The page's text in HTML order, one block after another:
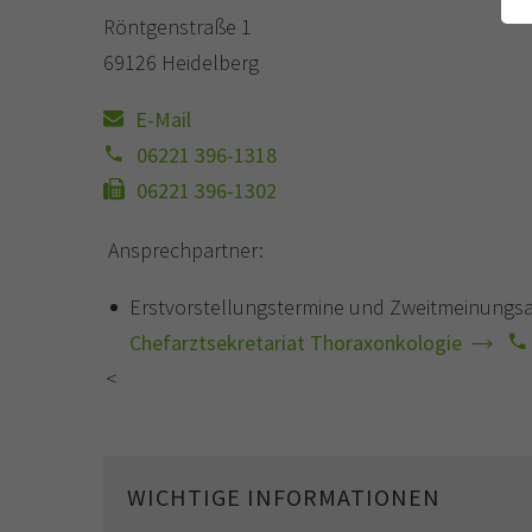
Röntgenstraße 1
69126 Heidelberg
E-Mail
06221 396-1318
06221 396-1302
Ansprechpartner:
Erstvorstellungstermine und
Chefarztsekretariat Thoraxonkologie
<
WICHTIGE INFORMATIONEN